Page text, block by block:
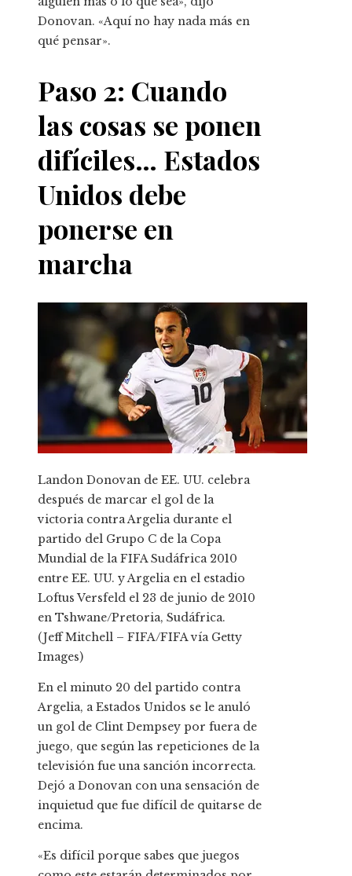
Donovan. «Aquí no hay nada más en
qué pensar».
Paso 2: Cuando
las cosas se ponen
difíciles… Estados
Unidos debe
ponerse en
marcha
Landon Donovan de EE. UU. celebra
después de marcar el gol de la
victoria contra Argelia durante el
partido del Grupo C de la Copa
Mundial de la FIFA Sudáfrica 2010
entre EE. UU. y Argelia en el estadio
Loftus Versfeld el 23 de junio de 2010
en Tshwane/Pretoria, Sudáfrica.
(Jeff Mitchell – FIFA/FIFA vía Getty
Images)
En el minuto 20 del partido contra
Argelia, a Estados Unidos se le anuló
un gol de Clint Dempsey por fuera de
juego, que según las repeticiones de la
televisión fue una sanción incorrecta.
Dejó a Donovan con una sensación de
inquietud que fue difícil de quitarse de
encima.
«Es difícil porque sabes que juegos